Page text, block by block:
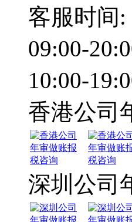
客服时间:
09:00-
10:00-
香港公司
深圳公司